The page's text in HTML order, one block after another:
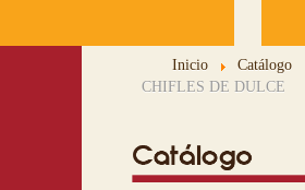
Inicio
Catálogo
CHIFLES DE DULCE